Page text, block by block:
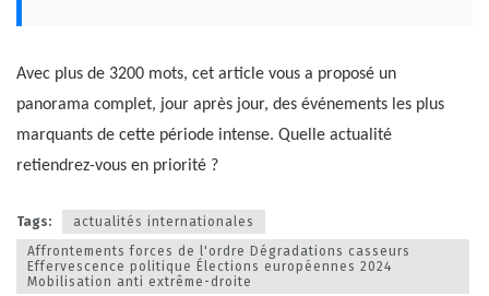
Avec plus de 3200 mots, cet article vous a proposé un
panorama complet, jour après jour, des événements les plus
marquants de cette période intense. Quelle actualité
retiendrez-vous en priorité ?
Tags:
actualités internationales
Affrontements forces de l'ordre Dégradations casseurs
Effervescence politique Élections européennes 2024
Mobilisation anti extrême-droite